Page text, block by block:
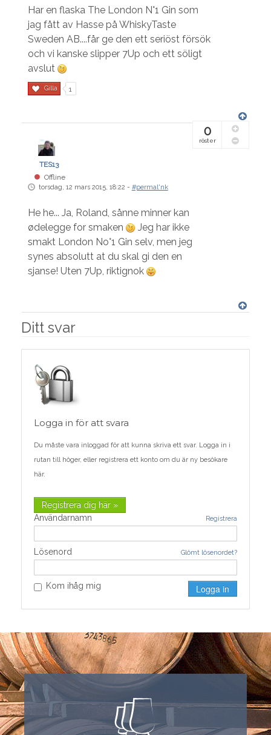
Har en flaska The London N°1 Gin som
jag fått av Hasse på WhiskyTaste
Sweden AB....får ge den ett seriöst försök
och vi kanske slipper 7Up och ett söligt
avslut
Gilla 1
TES13
Offline
torsdag, 12 mars 2015, 18:22 - #permal'nk
0
röster
He he... Ja, Roland, sånne minner kan
ødelegge for smaken
Jeg har ikke
smakt London No°1 Gin selv, men jeg
synes absolutt at du skal gi den en
sjanse! Uten 7Up, riktignok
Ditt svar
Logga in för att svara
Du måste vara inloggad för att kunna skriva ett svar. Logga in i
rutan till höger, eller registrera ett konto om du är ny besökare
här.
Registrera dig här »
Registrera
Användarnamn
Glömt lösenordet?
Lösenord
Kom ihåg mig